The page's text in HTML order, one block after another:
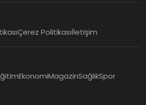
Çerez Politikasıİletişim
EkonomiMagazinSağlıkSpor